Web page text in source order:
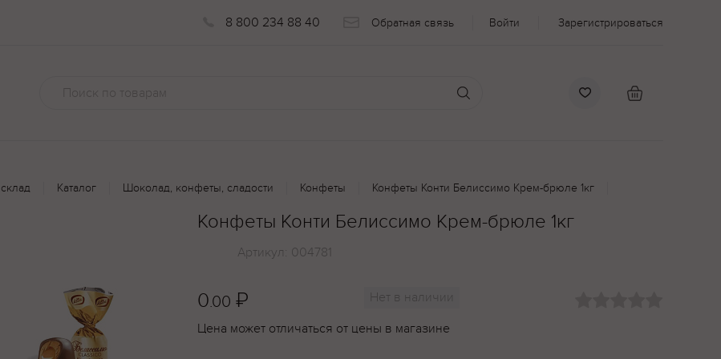
8 800 234 88 40 Обратная связь Войти Зарегистрироваться
Каталог Шоколад, конфеты, сладости Конфеты Конфеты Конти Белиссимо Крем-брюле 1кг
Конфеты Конти Белиссимо Крем-брюле 1кг
Артикул: 004781
0.00 ₽
Нет в наличии
Цена может отличаться от цены в магазине